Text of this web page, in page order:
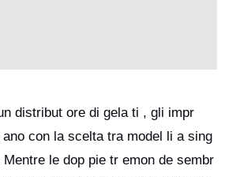
distribut ore di gela ti , gli impr
con la scelta tra model li a sing
le dop pie tr emon de sembr